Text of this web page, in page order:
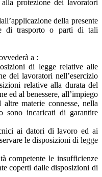
protezione dei lavoratori
della presente
di trasporto o parti di tali
a :
di legge relative alle
dei lavoratori nell’esercizio
relative alla durata del
ed al benessere, all’impiego
materie connesse, nella
incaricati di garantire
ai datori di lavoro ed ai
le disposizioni di legge
competente le insufficienze
coperti dalle disposizioni di